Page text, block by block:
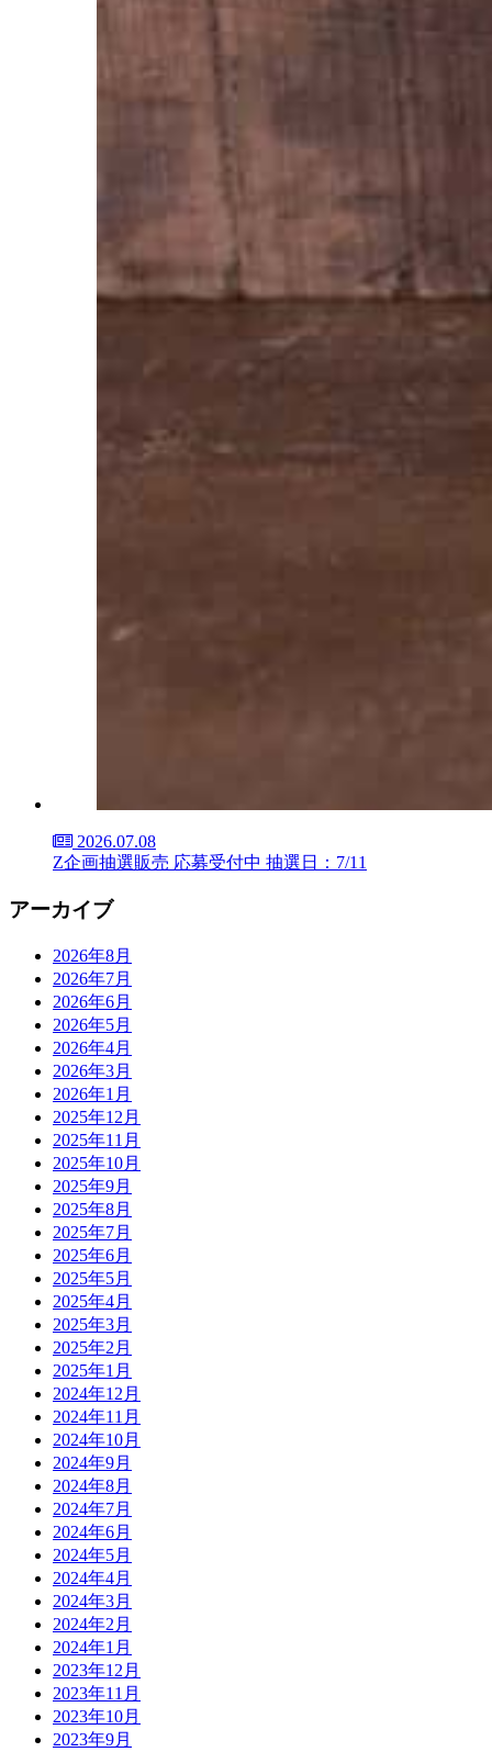
2026.07.08
Z企画抽選販売 応募受付中 抽選日：7/11
アーカイブ
2026年8月
2026年7月
2026年6月
2026年5月
2026年4月
2026年3月
2026年1月
2025年12月
2025年11月
2025年10月
2025年9月
2025年8月
2025年7月
2025年6月
2025年5月
2025年4月
2025年3月
2025年2月
2025年1月
2024年12月
2024年11月
2024年10月
2024年9月
2024年8月
2024年7月
2024年6月
2024年5月
2024年4月
2024年3月
2024年2月
2024年1月
2023年12月
2023年11月
2023年10月
2023年9月